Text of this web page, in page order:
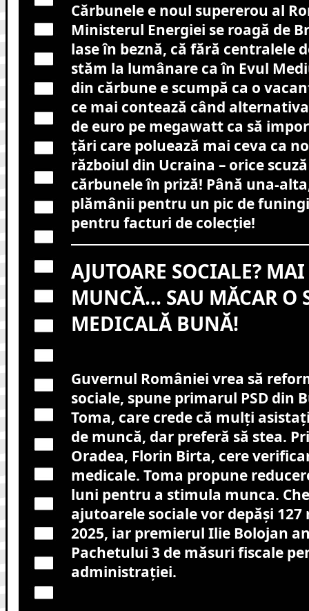
Cărbunele e noul supererou al
Ministerul Energiei se roagă de
lase în beznă, că fără centralele
stăm la lumânare ca în Evul
din cărbune e scumpă ca o
ce mai contează când
de euro pe megawatt ca să
țări care poluează mai ceva ca
războiul din Ucraina – orice
cărbunele în priză! Până una-
plămânii pentru un pic de
pentru facturi de colecție!
AJUTOARE SOCIALE?
MUNCĂ… SAU MĂCAR O
MEDICALĂ BUNĂ!
Guvernul României vrea să
sociale, spune primarul PSD din
Toma, care crede că mulți
de muncă, dar preferă să stea.
Oradea, Florin Birta, cere
medicale. Toma propune
luni pentru a stimula munca.
ajutoarele sociale vor depăși
2025, iar premierul Ilie Bolojan
Pachetului 3 de măsuri fiscale
administrației.